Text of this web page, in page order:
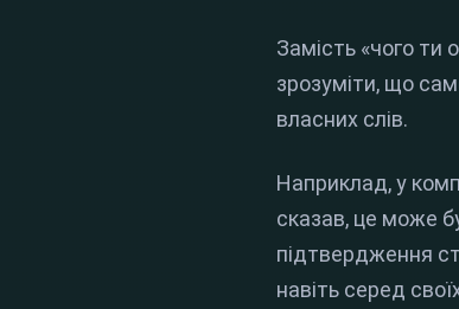
Замість «чого
зрозуміти, що
власних слів.
Наприклад, у
сказав, це може
підтвердження
навіть серед